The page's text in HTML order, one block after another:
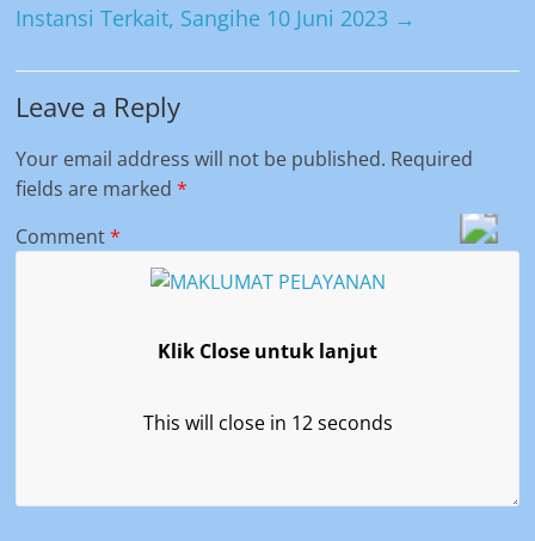
Instansi Terkait, Sangihe 10 Juni 2023 →
Leave a Reply
Your email address will not be published. Required
fields are marked*
Comment*
Klik Close untuk lanjut
This will close in 11seconds